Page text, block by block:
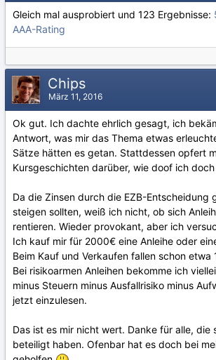
Gleich mal ausprobiert und 123 Ergebnisse:
AAA-Rating
Chips
März 11, 2016
Ok gut. Ich dachte ehrlich gesagt, ich
Antwort, was mir das Thema etwas
Sätze hätten es getan. Stattdessen opfert
Kursgeschichten darüber, wie doof ich doch
Da die Zinsen durch die EZB-Entscheidung
steigen sollten, weiß ich nicht, ob sich
rentieren. Wieder provokant, aber ich
Ich kauf mir für 2000€ eine Anleihe oder
Beim Kauf und Verkaufen fallen schon etwa
Bei risikoarmen Anleihen bekomme ich
minus Steuern minus Ausfallrisiko minus
jetzt einzulesen.
Das ist es mir nicht wert. Danke für alle, die
beteiligt haben. Ofenbar hat es doch bei